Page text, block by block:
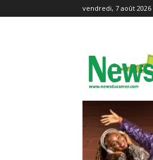
vendredi, 7 août 2026